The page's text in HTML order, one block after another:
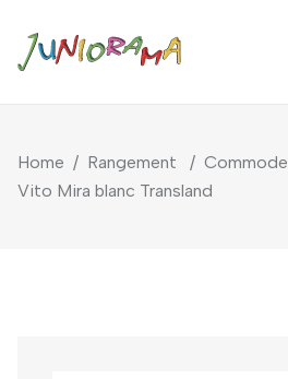
Home / Rangement / Commode
Vito Mira blanc Transland